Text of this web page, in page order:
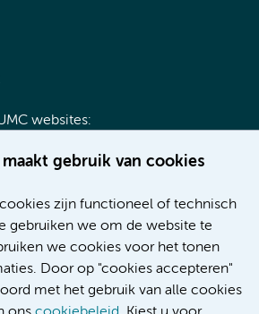
gebruik van cookies
zijn functioneel of technisch
gebruiken we om de website te
we cookies voor het tonen
Door op "cookies accepteren"
met het gebruik van alle cookies
websites:
UMC